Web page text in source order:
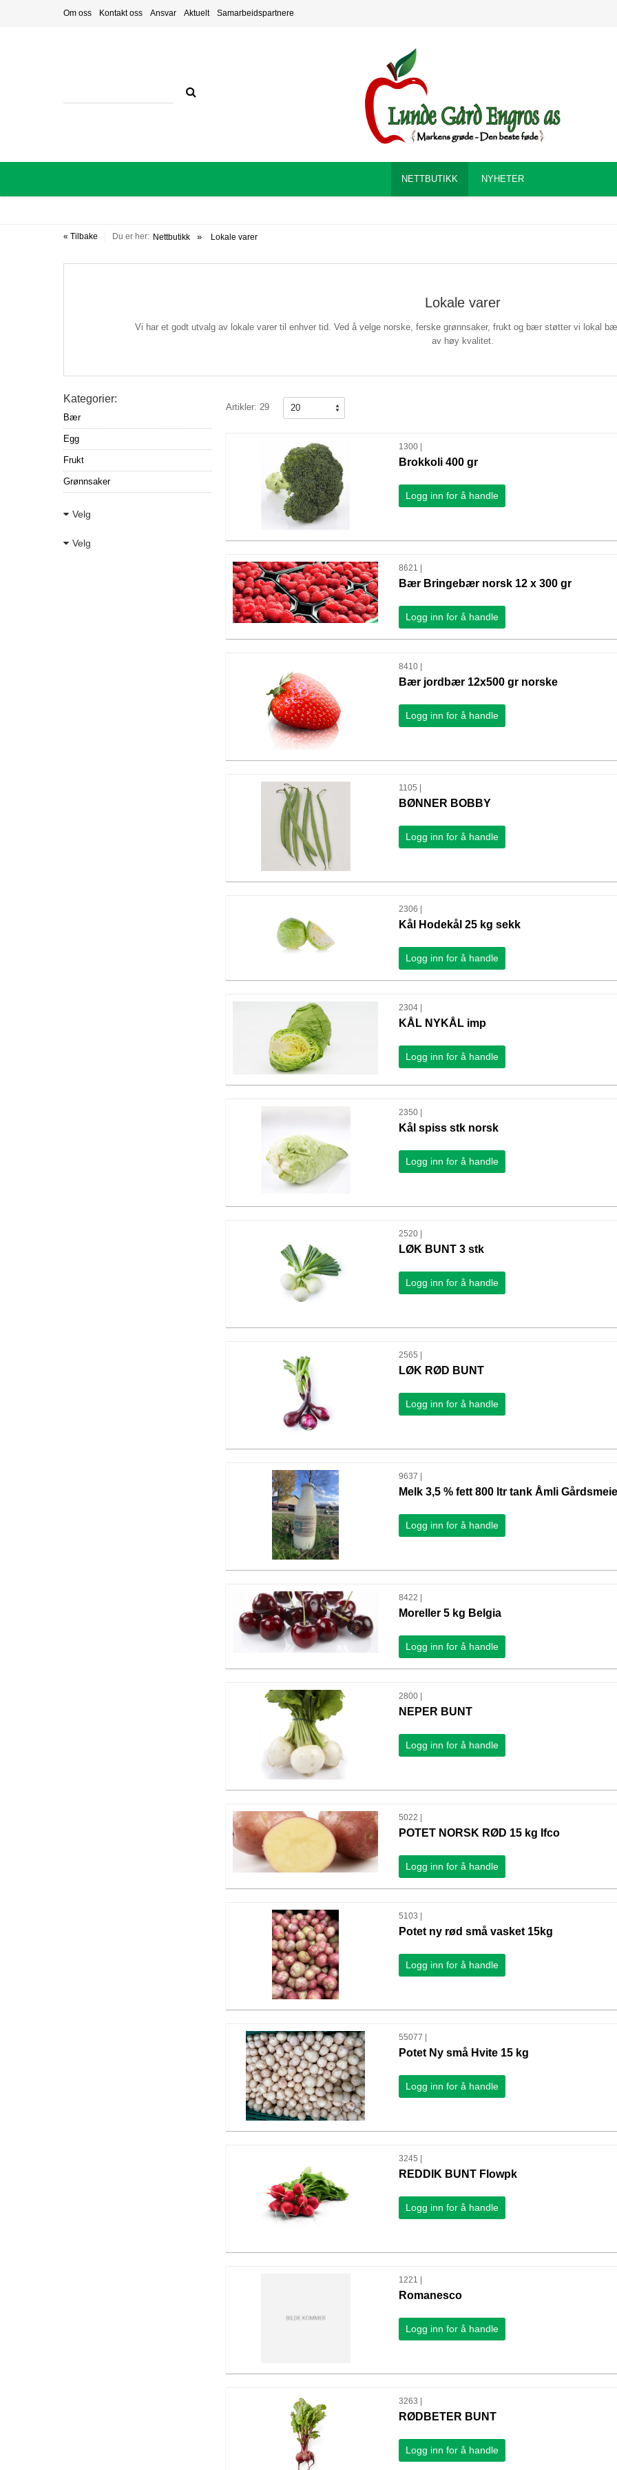
Om oss Kontakt oss Ansvar Aktuelt Samarbeidspartnere
NETTBUTIKK NYHETER
« Tilbake Du er her: Nettbutikk Lokale varer
Lokale varer
Vi har et godt utvalg av lokale varer til enhver tid. Ved å velge norske, ferske grønnsaker, frukt og bær støtter vi lokal
av høy kvalitet.
Artikler: 29
Kategorier:
Bær
Egg
Frukt
Grønnsaker
Velg
Velg
1300 |
Brokkoli 400 gr
Logg inn for å handle
8621 |
Bær Bringebær norsk 12 x 300 gr
Logg inn for å handle
8410 |
Bær jordbær 12x500 gr norske
Logg inn for å handle
1105 |
BØNNER BOBBY
Logg inn for å handle
2306 |
Kål Hodekål 25 kg sekk
Logg inn for å handle
2304 |
KÅL NYKÅL imp
Logg inn for å handle
2350 |
Kål spiss stk norsk
Logg inn for å handle
2520 |
LØK BUNT 3 stk
Logg inn for å handle
2565 |
LØK RØD BUNT
Logg inn for å handle
9637 |
Melk 3,5 % fett 800 ltr tank Åmli
Logg inn for å handle
8422 |
Moreller 5 kg Belgia
Logg inn for å handle
2800 |
NEPER BUNT
Logg inn for å handle
5022 |
POTET NORSK RØD 15 kg Ifco
Logg inn for å handle
5103 |
Potet ny rød små vasket 15kg
Logg inn for å handle
55077 |
Potet Ny små Hvite 15 kg
Logg inn for å handle
3245 |
REDDIK BUNT Flowpk
Logg inn for å handle
1221 |
Romanesco
Logg inn for å handle
3263 |
RØDBETER BUNT
Logg inn for å handle